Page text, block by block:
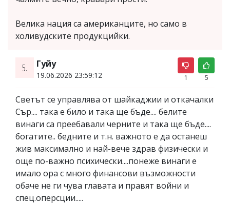
Велика нация са американците, но само в
холивудските продукцийки.
5. Гуйу
19.06.2026 23:59:12 1 5
Светът се управлява от шайкаджии и откачалки
Сър.... така е било и така ще бъде.... белите
винаги са преебавали черните и така ще бъде....
богатите.. бедните и т.н. важното е да останеш
жив максимално и най-вече здрав физически и
още по-важно психически....понеже винаги е
имало ора с много финансови възможности
обаче не ги чува главата и правят войни и
спец.оперсции.....